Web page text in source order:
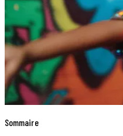
Sommaire